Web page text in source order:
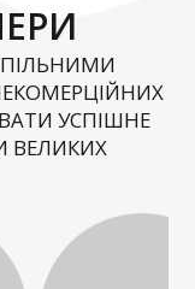
УСПІШНЕ
ВЕЛИКИХ